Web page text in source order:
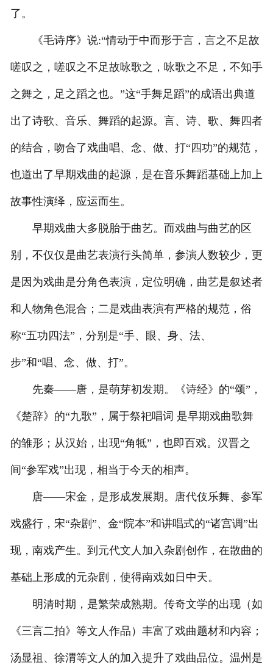
了。
《毛诗序》说:“情动于中而形于言，言之不足故
嗟叹之，嗟叹之不足故咏歌之，咏歌之不足，不知手
之舞之，足之蹈之也。”这“手舞足蹈”的成语出典道
出了诗歌、音乐、舞蹈的起源。言、诗、歌、舞四者
的结合，吻合了戏曲唱、念、做、打“四功”的规范，
也道出了早期戏曲的起源，是在音乐舞蹈基础上加上
故事性演绎，应运而生。
早期戏曲大多脱胎于曲艺。而戏曲与曲艺的区
别，不仅仅是曲艺表演行头简单，参演人数较少，更
是因为戏曲是分角色表演，定位明确，曲艺是叙述者
和人物角色混合；二是戏曲表演有严格的规范，俗
称“五功四法”，分别是“手、眼、身、法、
步”和“唱、念、做、打”。
先秦——唐，是萌芽初发期。《诗经》的“颂”，
《楚辞》的“九歌”，属于祭祀唱词 是早期戏曲歌舞
的雏形；从汉始，出现“角牴”，也即百戏。汉晋之
间“参军戏”出现，相当于今天的相声。
唐——宋金，是形成发展期。唐代伎乐舞、参军
戏盛行，宋“杂剧”、金“院本”和讲唱式的“诸宫调”出
现，南戏产生。到元代文人加入杂剧创作，在散曲的
基础上形成的元杂剧，使得南戏如日中天。
明清时期，是繁荣成熟期。传奇文学的出现（如
《三言二拍》等文人作品）丰富了戏曲题材和内容；
汤显祖、徐渭等文人的加入提升了戏曲品位。温州是